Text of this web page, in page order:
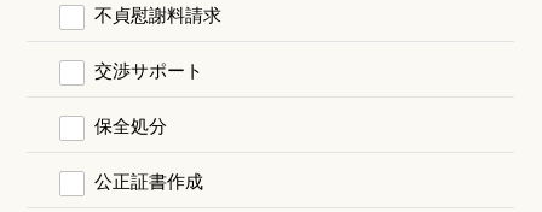
不貞慰謝料請求
交渉サポート
保全処分
公正証書作成